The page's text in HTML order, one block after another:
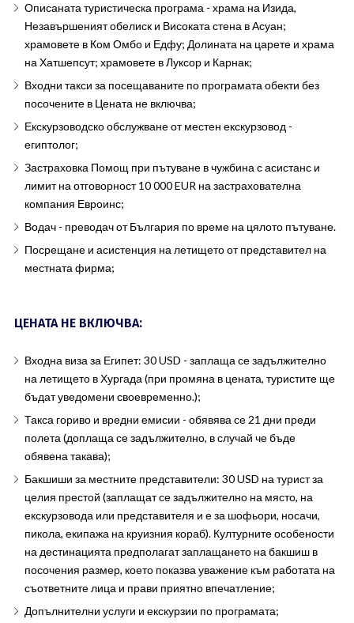
Описаната туристическа програма - храма на Изида,
Незавършеният обелиск и Високата стена в Асуан;
храмовете в Ком Омбо и Едфу; Долината на царете и храма
на Хатшепсут; храмовете в Луксор и Карнак;
Входни такси за посещаваните по програмата обекти без
посочените в Цената не включва;
Екскурзоводско обслужване от местен екскурзовод -
египтолог;
Застраховка Помощ при пътуване в чужбина с асистанс и
лимит на отговорност 10 000 EUR на застрахователна
компания Евроинс;
Водач - преводач от България по време на цялото пътуване.
Посрещане и асистенция на летището от представител на
местната фирма;
ЦЕНАТА НЕ ВКЛЮЧВА:
Входна виза за Египет: 30 USD - заплаща се задължително
на летището в Хургада (при промяна в цената, туристите ще
бъдат уведомени своевременно.);
Такса гориво и вредни емисии - обявява се 21 дни преди
полета (доплаща се задължително, в случай че бъде
обявена такава);
Бакшиши за местните представители: 30 USD на турист за
целия престой (заплащат се задължително на място, на
екскурзовода или представителя и е за шофьори, носачи,
пикола, екипажа на круизния кораб). Културните особености
на дестинацията предполагат заплащането на бакшиш в
посочения размер, което показва уважение към работата на
съответните лица и прави приятно впечатление;
Допълнителни услуги и екскурзии по програмата;